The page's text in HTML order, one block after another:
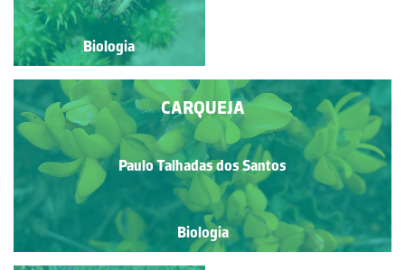
Biologia
Biologia
CARQUEJA
Paulo Talhadas dos Santos
Biologia